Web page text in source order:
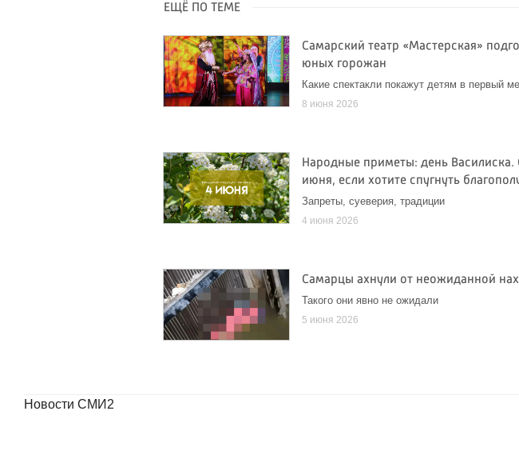
ЕЩЁ ПО ТЕМЕ
Самарский театр «Мастерская»
юных горожан
Какие спектакли покажут детям в первый
8 июня 2026
Народные приметы: день Василиска.
июня, если хотите спугнуть
Запреты, суеверия, традиции
4 июня 2026
Самарцы ахнули от неожиданной
Такого они явно не ожидали
5 июня 2026
Новости СМИ2